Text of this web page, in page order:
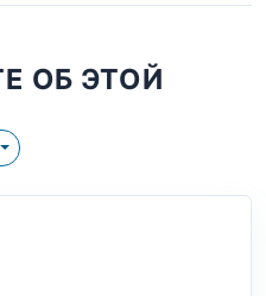
ОБ ЭТОЙ